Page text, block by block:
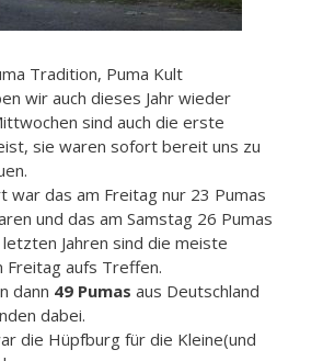
Tradition, Puma Kult
wir auch dieses Jahr wieder
sind auch die erste
sie waren sofort bereit uns zu
war das am Freitag nur 23 Pumas
und das am Samstag 26 Pumas
Jahren sind die meiste
Freitag aufs Treffen.
dann 49 Pumas aus Deutschland
dabei.
die Hüpfburg für die Kleine(und